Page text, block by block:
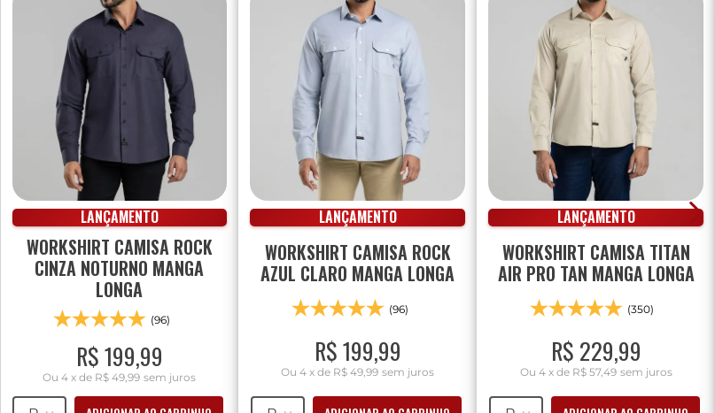
LANÇAMENTO
WORKSHIRT CAMISA ROCK
CINZA NOTURNO MANGA
LONGA
(96)
R$199,99
Ou4 x de R$ 49,99 sem juros
LANÇAMENTO
WORKSHIRT CAMISA ROCK
AZUL CLARO MANGA LONGA
(96)
R$199,99
Ou4 x de R$ 49,99 sem juros
LANÇAMENTO
WORKSHIRT CAMISA TITAN
AIR PRO TAN MANGA LONGA
(350)
R$ 229,99
Ou 4 xde R$ 57,49 sem juros